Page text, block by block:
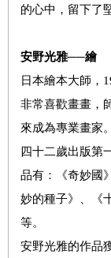
的心中，留下了
安野光雅──繪
日本繪本大師，
非常喜歡畫畫，
來成為專業畫家。
四十二歲出版第
品有：《奇妙國
妙的種子》、《
等。
安野光雅的作品